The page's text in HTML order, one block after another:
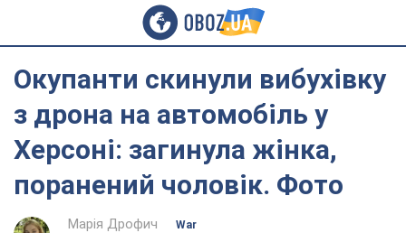
Окупанти скинули вибухівку
з дрона на автомобіль у
Херсоні: загинула жінка,
поранений чоловік. Фото
Марія Дрофич
War